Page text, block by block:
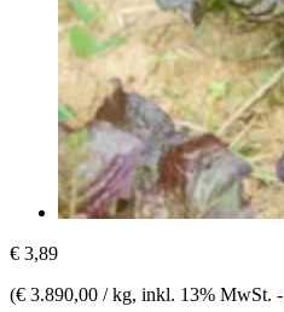
€ 3,89
(€ 3.890,00 / kg, inkl. 13% MwSt. -